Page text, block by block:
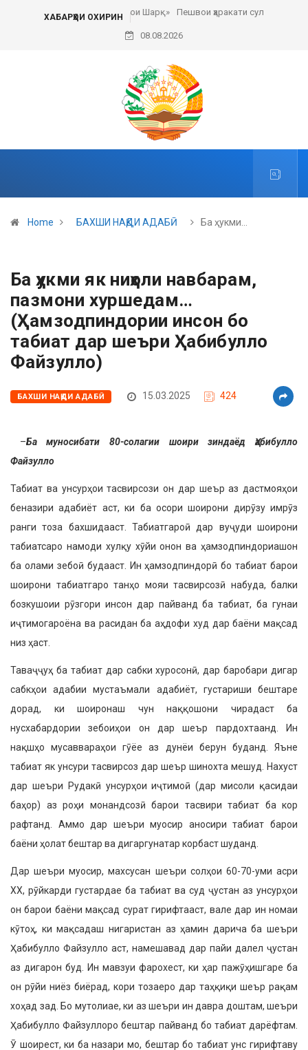
ХАБАРҲОИ ОХИРИН Пешвои ҳаракати сулҳи ҷаҳонӣ
08.08.2026
Home БАХШИ НАҚДИ АДАБӢ Ба ҳукми…
Ба ҳукми як ниҳоли навбарам,
пазмони хуршедам…
(Ҳамзодпиндории инсон бо
табиат дар шеъри Ҳабибулло
Файзулло)
БАХШИ НАҚДИ АДАБӢ 15.03.2025 424
–Ба муносибати 80-солагии шоири зиндаёд Ҳабибулло
Файзулло
Табиат ва унсурҳои тасвирсози он дар шеър аз дастмояҳои
беназири адабиёт аст, ки ба осори шоирони дирӯзу имрӯз
ранги тоза бахшидааст. Табиатгароӣ дар вуҷуди шоирони
табиатсаро намоди хулқу хӯйи онон ва ҳамзодпиндориашон
ба олами зебоӣ будааст. Ин ҳамзодпиндорӣ бо табиат барои
шоирони табиатгаро танҳо мояи тасвирсозӣ набуда, балки
бозкушоии рӯзгори инсон дар пайванд ба табиат, ба гунаи
иҷтимогароёна ва расидан ба аҳдофи худ дар баёни мақсад
низ ҳаст.
Таваҷҷуҳ ба табиат дар сабки хуросонӣ, дар баробари дигар
сабкҳои адабии мустаъмали адабиёт, густариши бештаре
дорад, ки шоиронаш чун наққошони чирадаст ба
нусхабардории зебоиҳои он дар шеър пардохтаанд. Ин
нақшҳо мусаввараҳои гӯёе аз дунёи берун буданд. Яъне
табиат як унсури тасвирсоз дар шеър шинохта мешуд. Нахуст
дар шеъри Рудакӣ унсурҳои иҷтимоӣ (дар мисоли қасидаи
баҳор) аз роҳи монандсозӣ барои тасвири табиат ба кор
рафтанд. Аммо дар шеъри муосир аносири табиат барои
баёни ҳолат бештар ва дигаргунатар корбаст шуданд.
Дар шеъри муосир, махсусан шеъри солҳои 60-70-уми асри
ХХ, рӯйкарди густардае ба табиат ва суд ҷустан аз унсурҳои
он барои баёни мақсад сурат гирифтааст, вале дар ин номаи
кӯтоҳ, ки мақсадаш нигаристан аз ҳамин дарича ба шеъри
Ҳабибулло Файзулло аст, намешавад дар пайи далел ҷустан
аз дигарон буд. Ин мавзуи фарохест, ки ҳар пажӯҳишгаре ба
он рӯйи ниёз биёрад, кори тозаеро дар таҳқиқи шеър рақам
хоҳад зад. Бо мутолиае, ки аз шеъри ин давра доштам, шеъри
Ҳабибулло Файзуллоро бештар пайванд бо табиат дарёфтам.
Ӯ шоирест, ки ба назари мо, бештар бо табиат унс гирифтаву